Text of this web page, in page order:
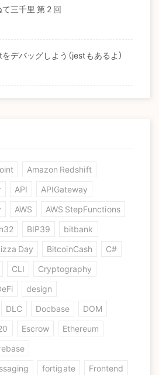
三千里 第 2 回
バッグしよう（jestもあるよ）
Amazon Redshift
API
APIGateway
AWS
AWS StepFunctions
BIP39
bitbank
Day BitcoinCash
C#
CLI
Cryptography
design
DLC Docbase
DOM
Escrow
Ethereum
fortigate
Frontend